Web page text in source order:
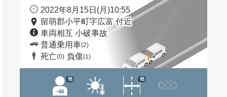
2022年8月15日(月)10:55
留萌郡小平町字広富 付近
車両相互 小破事故
普通乗用車(2)
死亡(0) 負傷(1)
他 他